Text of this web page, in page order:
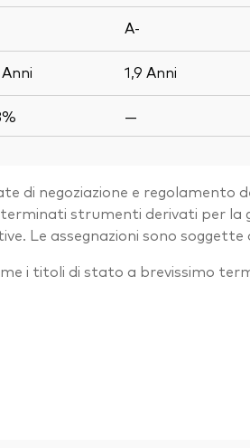
A-
Anni 1,9 Anni
—
di negoziazione e regolamento
strumenti derivati per la
Le assegnazioni sono soggette
i titoli di stato a brevissimo